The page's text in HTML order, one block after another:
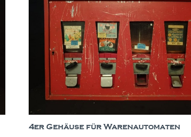
4er Gehäuse für Warenautomaten